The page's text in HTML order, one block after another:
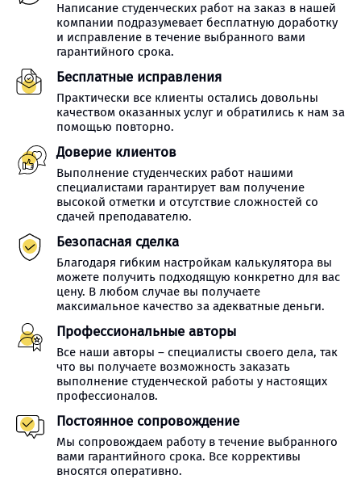
Написание студенческих работ на заказ в нашей
компании подразумевает бесплатную доработку
и исправление в течение выбранного вами
гарантийного срока.
Бесплатные исправления
Практически все клиенты остались довольны
качеством оказанных услуг и обратились к нам за
помощью повторно.
Доверие клиентов
Выполнение студенческих работ нашими
специалистами гарантирует вам получение
высокой отметки и отсутствие сложностей со
сдачей преподавателю.
Безопасная сделка
Благодаря гибким настройкам калькулятора вы
можете получить подходящую конкретно для вас
цену. В любом случае вы получаете
максимальное качество за адекватные деньги.
Профессиональные авторы
Все наши авторы – специалисты своего дела, так
что вы получаете возможность заказать
выполнение студенческой работы у настоящих
профессионалов.
Постоянное сопровождение
Мы сопровождаем работу в течение выбранного
вами гарантийного срока. Все коррективы
вносятся оперативно.